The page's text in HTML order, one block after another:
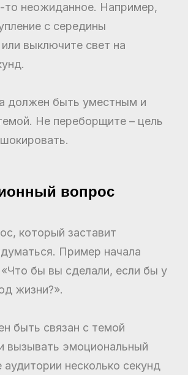
то неожиданное. Например,
с середины
выключите свет на
должен быть уместным и
Не переборщите – цель
вопрос
который заставит
Пример начала
бы вы сделали, если бы у
жизни?».
быть связан с темой
вызывать эмоциональный
аудитории несколько секунд